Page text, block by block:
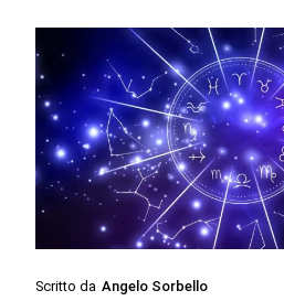
Scritto da Angelo Sorbello